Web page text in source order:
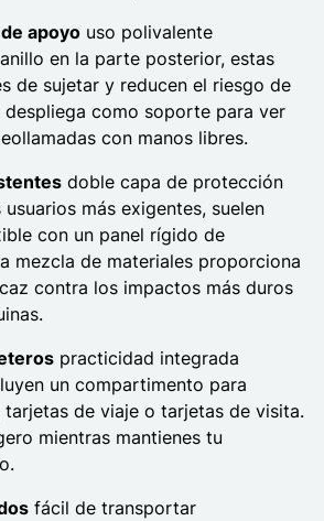
apoyo uso polivalente
en la parte posterior, estas
de sujetar y reducen el riesgo de
despliega como soporte para ver
con manos libres.
doble capa de protección
más exigentes, suelen
con un panel rígido de
mezcla de materiales proporciona
contra los impactos más duros
practicidad integrada
un compartimento para
de viaje o tarjetas de visita.
mientras mantienes tu
fácil de transportar